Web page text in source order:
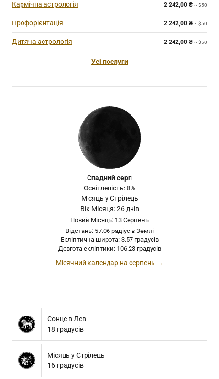
Кармічна астрологія 2 242,00 ₴ ~ $50
Профорієнтація 2 242,00 ₴ ~ $50
Дитяча астрологія 2 242,00 ₴ ~ $50
Усі послуги
Спадний серп
Освітленість: 8%
Місяць у Стрілець
Вік Місяця: 26 днів
Новий Місяць: 13 Серпень
Відстань: 57.06 радіусів Землі
Екліптична широта: 3.57 градусів
Довгота екліптики: 106.23 градусів
Місячний календар на серпень →
Сонце в Лев
18 градусів
Місяць у Стрілець
16 градусів